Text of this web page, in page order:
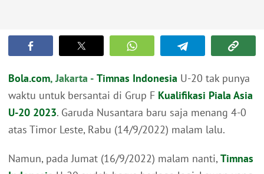
Bola.com, Jakarta - Timnas Indonesia U-20 tak punya
waktu untuk bersantai di Grup F Kualifikasi Piala Asia
U-20 2023. Garuda Nusantara baru saja menang 4-0
atas Timor Leste, Rabu (14/9/2022) malam lalu.
Namun, pada Jumat (16/9/2022) malam nanti, Timnas